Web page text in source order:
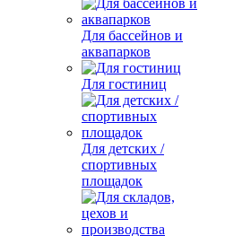
Для бассейнов и
аквапарков
Для гостиниц
Для детских /
спортивных
площадок